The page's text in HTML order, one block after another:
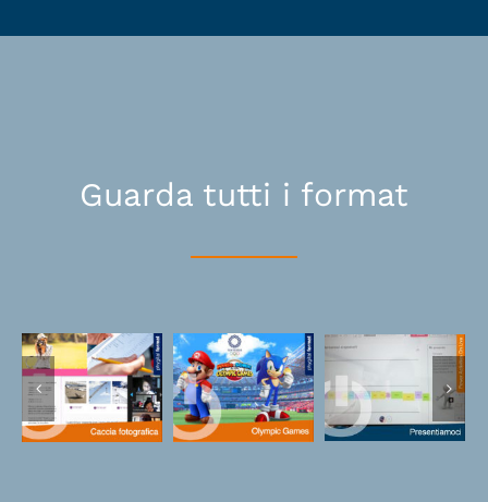
Guarda tutti i format
Caccia
fotografica
online
Olympic
Games
Power
Activities
On Live –
Team